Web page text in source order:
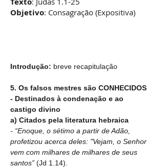
Objetivo: Consagração (Expositiva)
Introdução: breve recapitulação
5. Os falsos mestres são CONHECIDOS
- Destinados à condenação e ao
castigo divino
a) Citados pela literatura hebraica
- “Enoque, o sétimo a partir de Adão,
profetizou acerca deles: "Vejam, o Senhor
vem com milhares de milhares de seus
santos” (Jd 1.14).